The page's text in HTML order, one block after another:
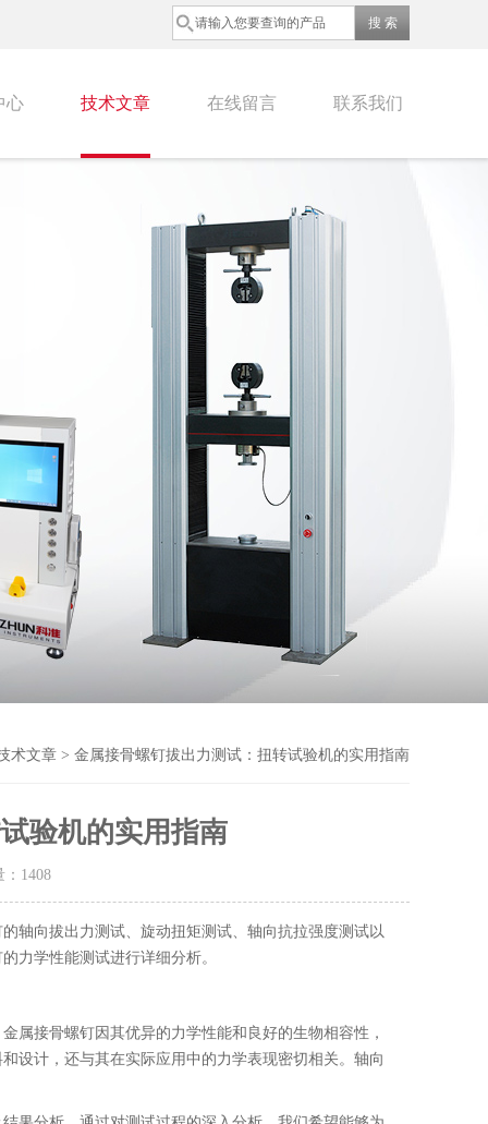
心 技术文章 在线留言 联系我们
术文章 > 金属接骨螺钉拔出力测试：扭转试验机的实用指南
验机的实用指南
1408
轴向拔出力测试、旋动扭矩测试、轴向抗拉强度测试以
力学性能测试进行详细分析。
属接骨螺钉因其优异的力学性能和良好的生物相容性，
设计，还与其在实际应用中的力学表现密切相关。轴向